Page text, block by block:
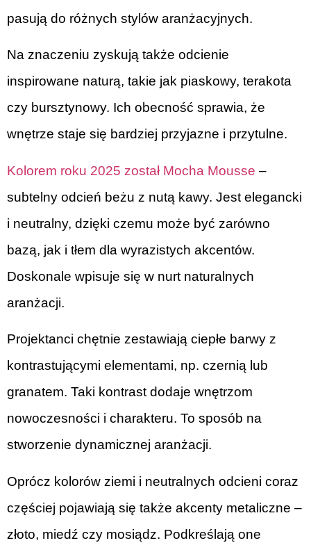
pasują do różnych stylów aranżacyjnych.
Na znaczeniu zyskują także odcienie
inspirowane naturą, takie jak piaskowy, terakota
czy bursztynowy. Ich obecność sprawia, że
wnętrze staje się bardziej przyjazne i przytulne.
Kolorem roku 2025 został Mocha Mousse –
subtelny odcień beżu z nutą kawy. Jest elegancki
i neutralny, dzięki czemu może być zarówno
bazą, jak i tłem dla wyrazistych akcentów.
Doskonale wpisuje się w nurt naturalnych
aranżacji.
Projektanci chętnie zestawiają ciepłe barwy z
kontrastującymi elementami, np. czernią lub
granatem. Taki kontrast dodaje wnętrzom
nowoczesności i charakteru. To sposób na
stworzenie dynamicznej aranżacji.
Oprócz kolorów ziemi i neutralnych odcieni coraz
częściej pojawiają się także akcenty metaliczne –
złoto, miedź czy mosiądz. Podkreślają one